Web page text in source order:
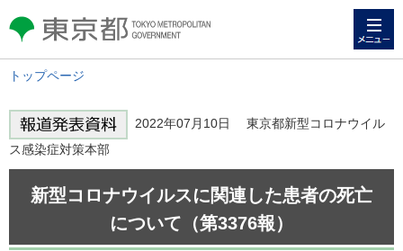
東京都 TOKYO METROPOLITAN
GOVERNMENT
トップページ
2022年07月10日 東京都新型コロナウイル
ス感染症対策本部
新型コロナウイルスに関連した患者の死亡
について（第3376報）